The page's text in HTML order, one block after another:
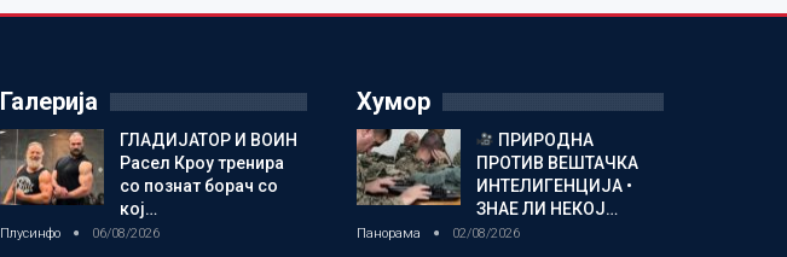
Галерија
ГЛАДИЈАТОР И ВОИН
Расел Кроу тренира
со познат борач со
кој…
Плусинфо 06/08/2026
Хумор
ПРИРОДНА
ПРОТИВ ВЕШТАЧКА
ИНТЕЛИГЕНЦИЈА •
ЗНАЕ ЛИ НЕКОЈ…
Панорама 02/08/2026